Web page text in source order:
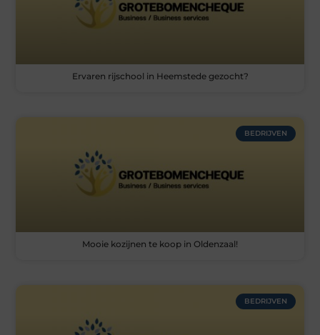
Ervaren rijschool in Heemstede gezocht?
BEDRIJVEN
Mooie kozijnen te koop in Oldenzaal!
BEDRIJVEN